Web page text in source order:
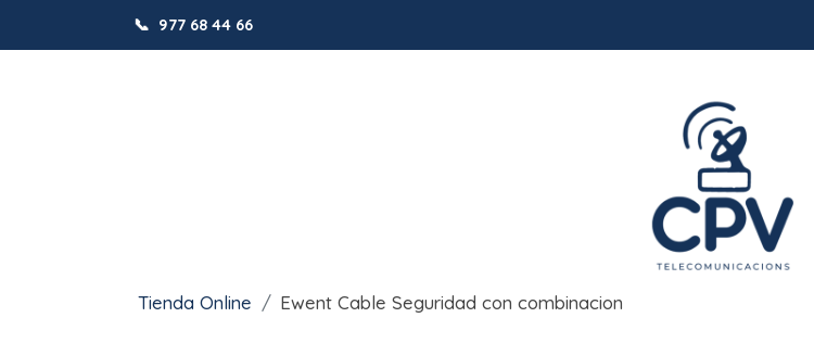
📞 977 68 44 66
Tienda Online Ewent Cable Seguridad con combinacion